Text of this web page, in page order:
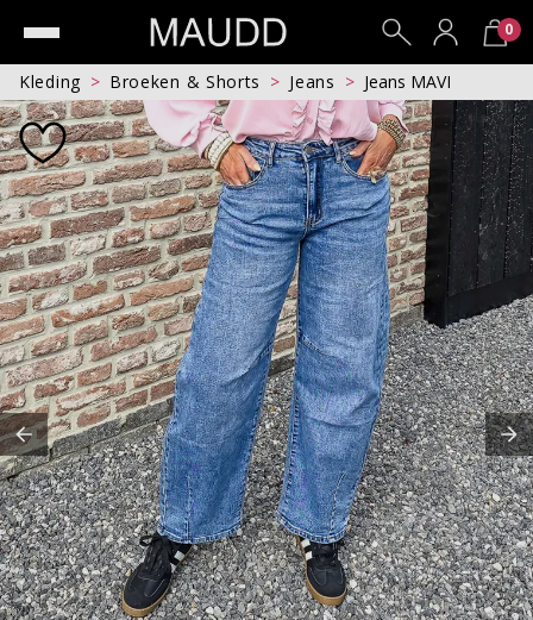
0
Kleding Broeken & Shorts Jeans Jeans MAVI